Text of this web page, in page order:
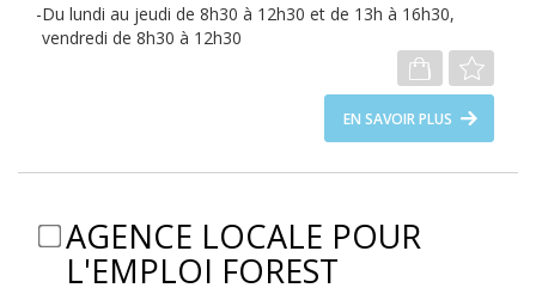
Du lundi au jeudi de 8h30 à 12h30 et de 13h à 16h30,
vendredi de 8h30 à 12h30
EN SAVOIR PLUS
AGENCE LOCALE POUR
L'EMPLOI FOREST